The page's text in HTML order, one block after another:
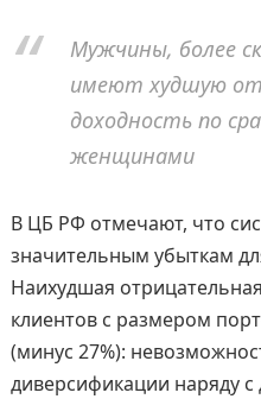
Мужчины, более
имеют худшую
доходность по
женщинами
В ЦБ РФ отмечают, что
значительным убыткам
Наихудшая
клиентов с размером
(минус 27%):
диверсификации наряду